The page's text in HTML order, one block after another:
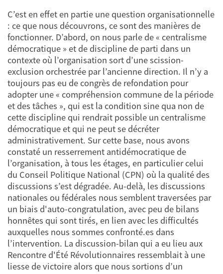
C’est en effet en partie une question organisationnelle
: ce que nous découvrons, ce sont des manières de
fonctionner. D’abord, on nous parle de « centralisme
démocratique » et de discipline de parti dans un
contexte où l’organisation sort d’une scission-
exclusion orchestrée par l’ancienne direction. Il n’y a
toujours pas eu de congrès de refondation pour
adopter une « compréhension commune de la période
et des tâches », qui est la condition sine qua non de
cette discipline qui rendrait possible un centralisme
démocratique et qui ne peut se décréter
administrativement. Sur cette base, nous avons
constaté un resserrement antidémocratique de
l’organisation, à tous les étages, en particulier celui
du Conseil Politique National (CPN) où la qualité des
discussions s’est dégradée. Au-delà, les discussions
nationales ou fédérales nous semblent traversées par
un biais d'auto-congratulation, avec peu de bilans
honnêtes qui sont tirés, en lien avec les difficultés
auxquelles nous sommes confronté.es dans
l’intervention. La discussion-bilan qui a eu lieu aux
Rencontre d'Été Révolutionnaires ressemblait à une
liesse de victoire alors que nous sortions d’un